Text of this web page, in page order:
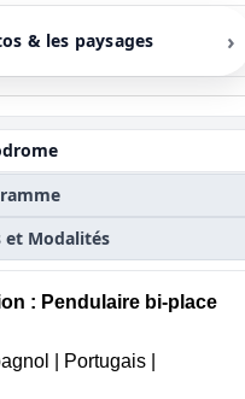
& les paysages ›
et Modalités
: Pendulaire bi-place
| Portugais |